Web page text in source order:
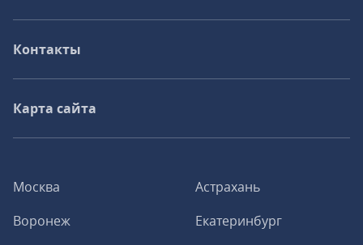
Москва
Астрахань
Воронеж
Екатеринбург
Контакты
Карта сайта